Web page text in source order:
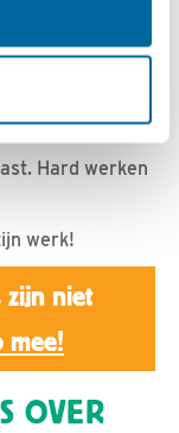
|
in de
Hard werken
werk!
zijn niet
mee!
OVER